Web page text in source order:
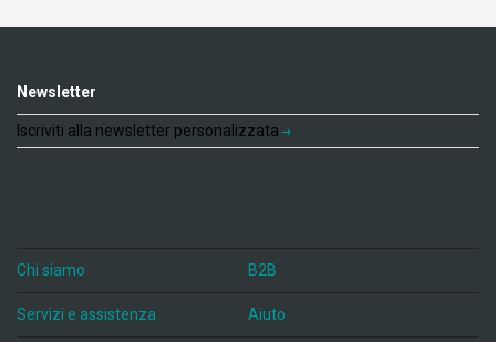
Newsletter
Iscriviti alla newsletter personalizzata
Chi siamo B2B
Servizi e assistenza Aiuto